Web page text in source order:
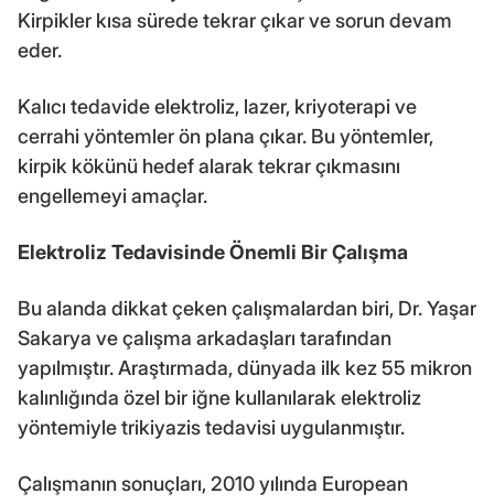
Kirpikler kısa sürede tekrar çıkar ve sorun devam
eder.
Kalıcı tedavide elektroliz, lazer, kriyoterapi ve
cerrahi yöntemler ön plana çıkar. Bu yöntemler,
kirpik kökünü hedef alarak tekrar çıkmasını
engellemeyi amaçlar.
Elektroliz Tedavisinde Önemli Bir Çalışma
Bu alanda dikkat çeken çalışmalardan biri, Dr. Yaşar
Sakarya ve çalışma arkadaşları tarafından
yapılmıştır. Araştırmada, dünyada ilk kez 55 mikron
kalınlığında özel bir iğne kullanılarak elektroliz
yöntemiyle trikiyazis tedavisi uygulanmıştır.
Çalışmanın sonuçları, 2010 yılında European